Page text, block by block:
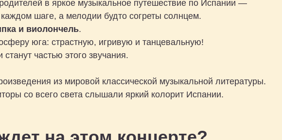
в яркое музыкальное путешествие по Испании —
шаге, а мелодии будто согреты солнцем.
и виолончель.
юга: страстную, игривую и танцевальную!
частью этого звучания.
из мировой классической музыкальной литературы.
со всего света слышали яркий колорит Испании.